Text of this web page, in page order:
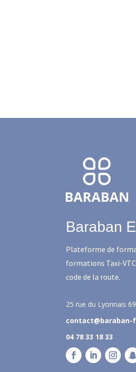
Baraban
Plateforme de
formations Taxi-
code de la route.
25 rue du Lyonnais
04 78 33 18 33